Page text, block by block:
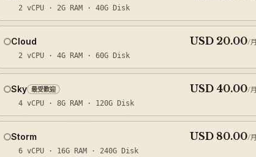
2 vCPU · 2G RAM · 40G Disk
Cloud USD 20.00/月
2 vCPU · 4G RAM · 60G Disk
Sky 最受歡迎 USD 40.00/月
4 vCPU · 8G RAM · 120G Disk
Storm USD 80.00/月
6 vCPU · 16G RAM · 240G Disk